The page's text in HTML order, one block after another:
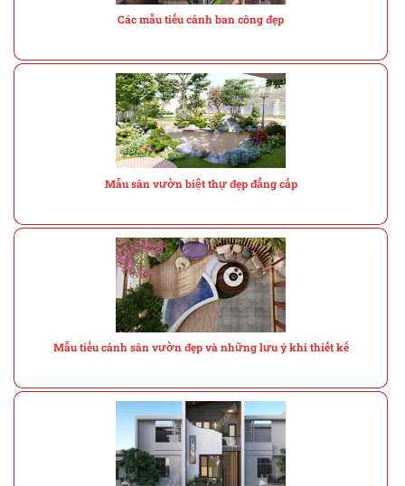
Các mẫu tiểu cảnh ban công đẹp
Mẫu sân vườn biệt thự đẹp đẳng cấp
Mẫu tiểu cảnh sân vườn đẹp và những lưu ý khi thiết kế